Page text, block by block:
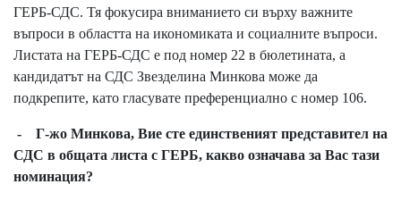
ГЕРБ-СДС. Тя фокусира вниманието си върху важните
въпроси в областта на икономиката и социалните въпроси.
Листата на ГЕРБ-СДС е под номер 22 в бюлетината, а
кандидатът на СДС Звезделина Минкова може да
подкрепите, като гласувате преференциално с номер 106.
- Г-жо Минкова, Вие сте единственият представител на
СДС в общата листа с ГЕРБ, какво означава за Вас тази
номинация?